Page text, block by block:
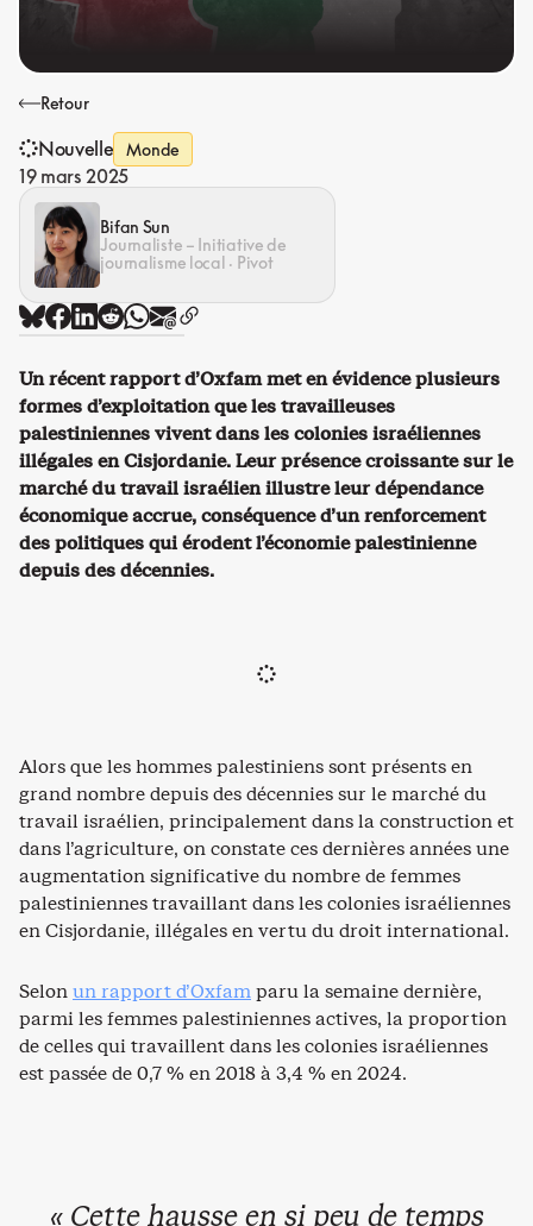
Retour
Nouvelle Monde
19 mars 2025
Bifan Sun
Journaliste – Initiative de
journalisme local · Pivot
Un récent rapport d’Oxfam met en évidence plusieurs
formes d’exploitation que les travailleuses
palestiniennes vivent dans les colonies israéliennes
illégales en Cisjordanie. Leur présence croissante sur le
marché du travail israélien illustre leur dépendance
économique accrue, conséquence d’un renforcement
des politiques qui érodent l’économie palestinienne
depuis des décennies.
Alors que les hommes palestiniens sont présents en
grand nombre depuis des décennies sur le marché du
travail israélien, principalement dans la construction et
dans l’agriculture, on constate ces dernières années une
augmentation significative du nombre de femmes
palestiniennes travaillant dans les colonies israéliennes
en Cisjordanie, illégales en vertu du droit international.
Selonun rapport d’Oxfamparu la semaine dernière,
parmi les femmes palestiniennes actives, la proportion
de celles qui travaillent dans les colonies israéliennes
est passée de 0,7 % en 2018 à 3,4 % en 2024.
« Cette hausse en si peu de temps